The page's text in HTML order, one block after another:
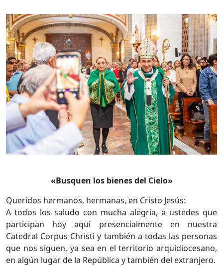
«Busquen los bienes del Cielo»
Queridos hermanos, hermanas, en Cristo Jesús:
A todos los saludo con mucha alegría, a ustedes que
participan hoy aquí presencialmente en nuestra
Catedral Corpus Christi y también a todas las personas
que nos siguen, ya sea en el territorio arquidiocesano,
en algún lugar de la República y también del extranjero.